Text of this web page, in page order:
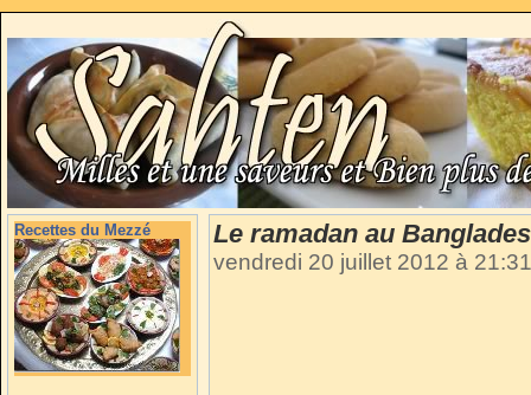
Recettes du Mezzé Le ramadan au
vendredi 20 juillet 2012 à